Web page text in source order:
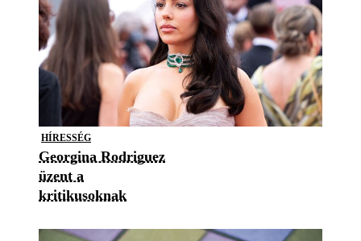
HÍRESSÉG
Georgina Rodriguez
üzent a
kritikusoknak